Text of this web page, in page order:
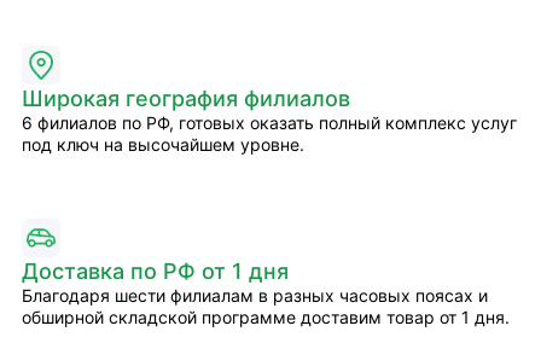
Широкая география филиалов
6 филиалов по РФ, готовых оказать полный комплекс услуг
под ключ на высочайшем уровне.
Доставка по РФ от 1 дня
Благодаря шести филиалам в разных часовых поясах и
обширной складской программе доставим товар от 1 дня.